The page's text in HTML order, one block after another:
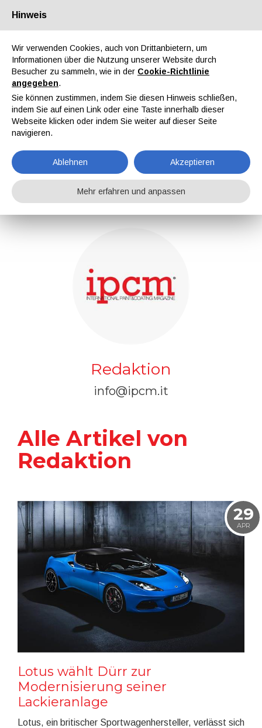
Über uns Partner Kontakt Reservierter Bereich
EN IT DE ES
Redaktion
Home Nachrichten Redaktion
Redaktion
info@ipcm.it
Alle Artikel von
Redaktion
29
APR
Lotus wählt Dürr zur
Modernisierung seiner
Lackieranlage
Lotus, ein britischer Sportwagenhersteller, verlässt sich
Hinweis
Wir verwenden Cookies, auch von Drittanbietern, um
Informationen über die Nutzung unserer Website durch
Besucher zu sammeln, wie in der Cookie-Richtlinie
angegeben.
Sie können zustimmen, indem Sie diesen Hinweis schließen,
indem Sie auf einen Link oder eine Taste innerhalb dieser
Webseite klicken oder indem Sie weiter auf dieser Seite
navigieren.
Ablehnen Akzeptieren
Mehr erfahren und anpassen